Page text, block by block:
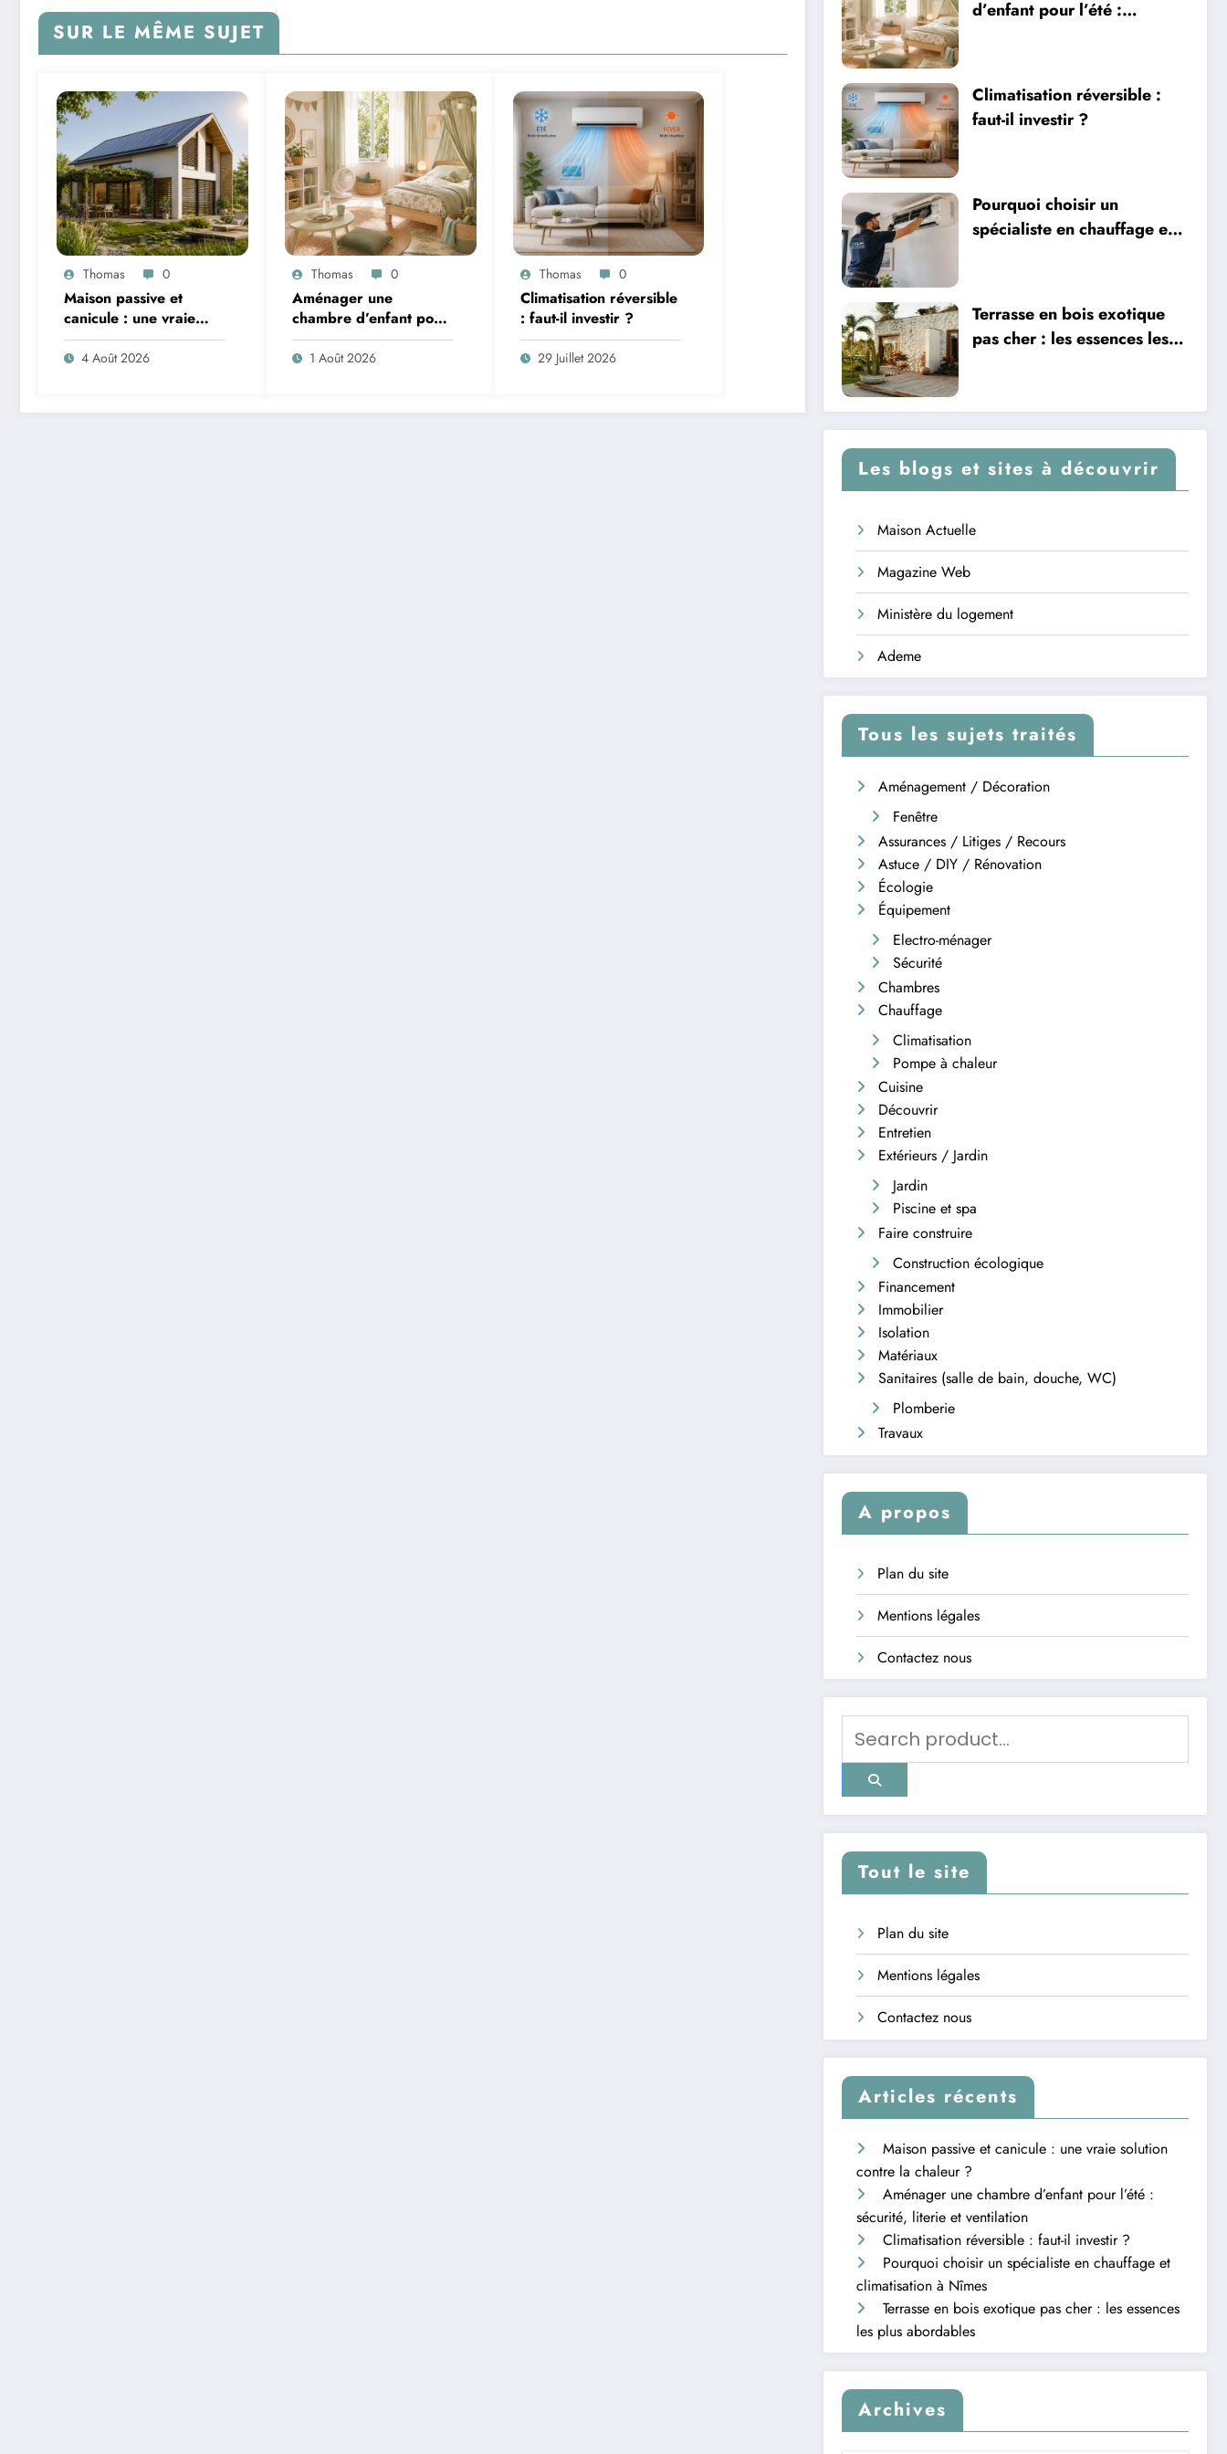
SUR LE MÊME SUJET
Thomas 0
Maison passive et
canicule : une vraie
solution contre la
chaleur ?
4 Août 2026
Thomas 0
Aménager une
chambre d’enfant pour
l’été : sécurité, literie et
ventilation
1 Août 2026
Thomas 0
Climatisation réversible
: faut-il investir ?
29 Juillet 2026
d’enfant pour l’été :
Climatisation réversible :
faut-il investir ?
Pourquoi choisir un
spécialiste en chauffage et
Terrasse en bois exotique
pas cher : les essences les
Les blogs et sites à découvrir
Maison Actuelle
Magazine Web
Ministère du logement
Ademe
Tous les sujets traités
Aménagement / Décoration
Fenêtre
Assurances / Litiges / Recours
Astuce / DIY / Rénovation
Écologie
Équipement
Electro-ménager
Sécurité
Chambres
Chauffage
Climatisation
Pompe à chaleur
Cuisine
Découvrir
Entretien
Extérieurs / Jardin
Jardin
Piscine et spa
Faire construire
Construction écologique
Financement
Immobilier
Isolation
Matériaux
Sanitaires (salle de bain, douche, WC)
Plomberie
Travaux
A propos
Plan du site
Mentions légales
Contactez nous
Tout le site
Plan du site
Mentions légales
Contactez nous
Articles récents
Maison passive et canicule : une vraie solution
contre la chaleur ?
Aménager une chambre d’enfant pour l’été :
sécurité, literie et ventilation
Climatisation réversible : faut-il investir ?
Pourquoi choisir un spécialiste en chauffage et
climatisation à Nîmes
Terrasse en bois exotique pas cher : les essences
les plus abordables
Archives